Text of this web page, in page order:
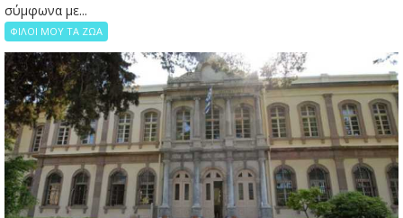
σύμφωνα με...
ΦΙΛΟΙ ΜΟΥ ΤΑ ΖΩΑ